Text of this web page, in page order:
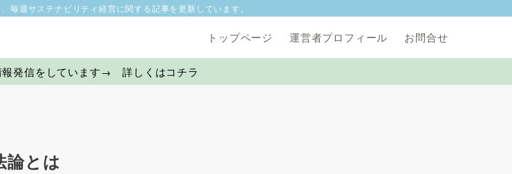
週サステナビリティ経営に関する記事を更新しています。
トップページ 運営者プロフィール お問合せ
報発信をしています→ 詳しくはコチラ
論とは